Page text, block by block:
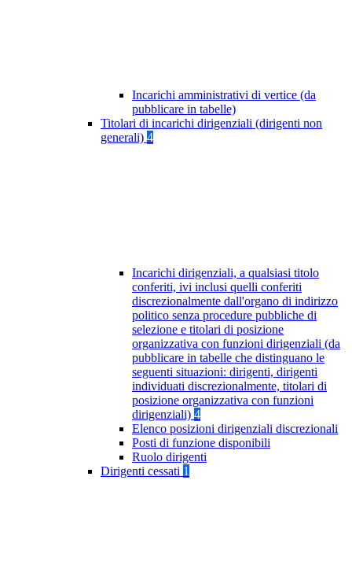
Incarichi amministrativi di vertice (da
pubblicare in tabelle)
Titolari di incarichi dirigenziali (dirigenti non
generali) 4
Incarichi dirigenziali, a qualsiasi titolo
conferiti, ivi inclusi quelli conferiti
discrezionalmente dall'organo di indirizzo
politico senza procedure pubbliche di
selezione e titolari di posizione
organizzativa con funzioni dirigenziali (da
pubblicare in tabelle che distinguano le
seguenti situazioni: dirigenti, dirigenti
individuati discrezionalmente, titolari di
posizione organizzativa con funzioni
dirigenziali) 4
Elenco posizioni dirigenziali discrezionali
Posti di funzione disponibili
Ruolo dirigenti
Dirigenti cessati 1